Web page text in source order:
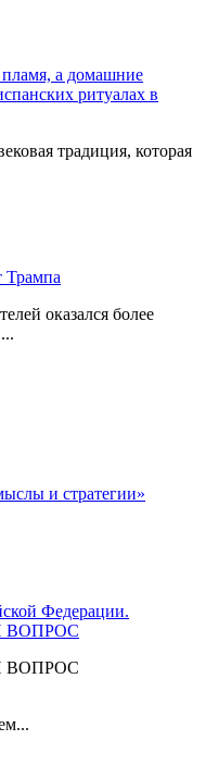
а домашние
ритуалах в
традиция, которая
Трампа
оказался более
и стратегии»
Федерации.
ВОПРОС
ВОПРОС